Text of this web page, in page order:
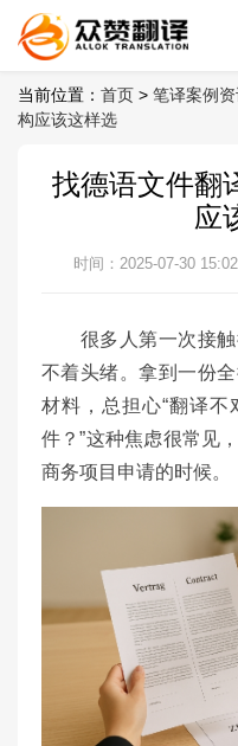
当前位置： 首页 > 笔译案例
构应该这样选
找德语文件翻
应
时间：2025-07-30 15:02
很多人第一次接触
不着头绪。拿到一份
材料，总担心“翻译不
件？”这种焦虑很常见
商务项目申请的时候。